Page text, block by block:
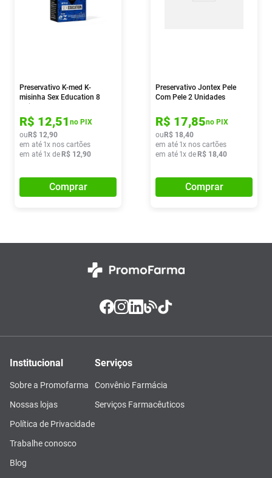
Preservativo K-med K-
misinha Sex Education 8
R$ 12,51 no PIX
ou R$ 12,90
em até 1x nos cartões
em até 1x de R$ 12,90
Comprar
Preservativo Jontex Pele
Com Pele 2 Unidades
R$ 17,85no PIX
ou R$ 18,40
em até 1x nos cartões
em até 1x de R$ 18,40
Comprar
Institucional
Sobre a Promofarma
Nossas lojas
Política de Privacidade
Trabalhe conosco
Blog
Serviços
Convênio Farmácia
Serviços Farmacêuticos